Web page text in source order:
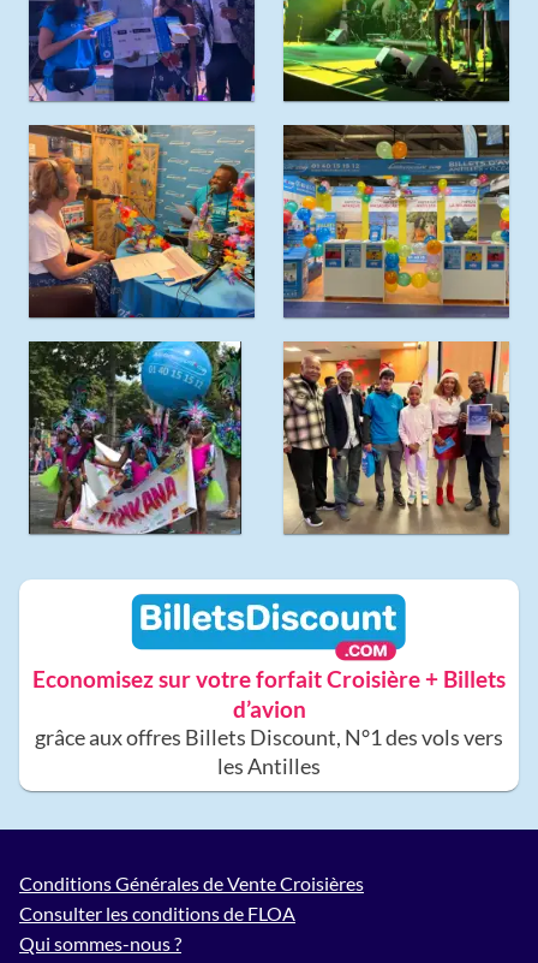
Economisez sur votre forfait Croisière + Billets
d’avion
grâce aux offres Billets Discount, N°1 des vols vers
les Antilles
Conditions Générales de Vente Croisières
Consulter les conditions de FLOA
Qui sommes-nous ?